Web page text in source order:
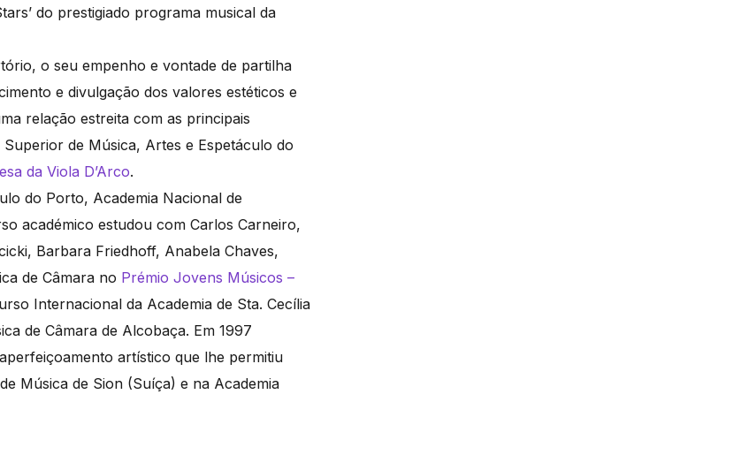
do prestigiado programa musical da
o seu empenho e vontade de partilha
e divulgação dos valores estéticos e
relação estreita com as principais
de Música, Artes e Espetáculo do
da Viola D’Arco.
do Porto, Academia Nacional de
académico estudou com Carlos Carneiro,
Barbara Friedhoff, Anabela Chaves,
de Câmara no Prémio Jovens Músicos –
Internacional da Academia de Sta. Cecília
de Câmara de Alcobaça. Em 1997
artístico que lhe permitiu
Música de Sion (Suíça) e na Academia